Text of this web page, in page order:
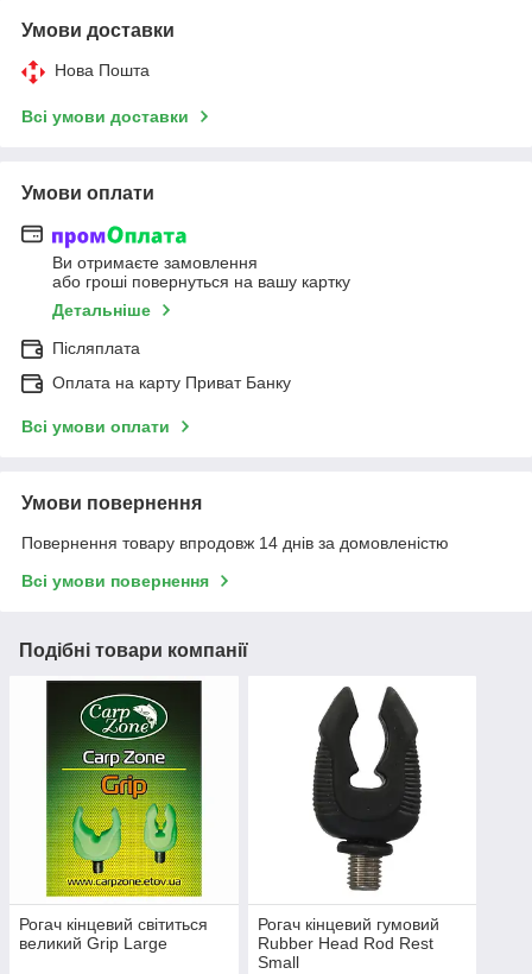
Умови доставки
Нова Пошта
Всі умови доставки
Умови оплати
Ви отримаєте замовлення
або гроші повернуться на вашу картку
Детальніше
Післяплата
Оплата на карту Приват Банку
Всі умови оплати
Умови повернення
Повернення товару впродовж 14 днів за домовленістю
Всі умови повернення
Подібні товари компанії
Рогач кінцевий світиться
великий Grip Large
Рогач кінцевий гумовий
Rubber Head Rod Rest
Small